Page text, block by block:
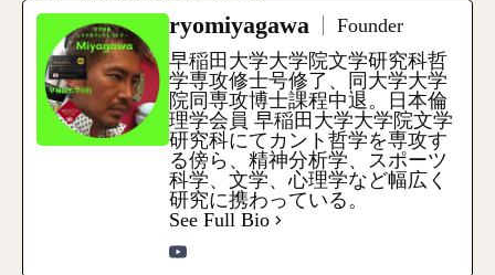
ryomiyagawa
Founder
早稲田大学大学院文学研究科哲
学専攻修士号修了、同大学大学
院同専攻博士課程中退。日本倫
理学会員 早稲田大学大学院文学
研究科にてカント哲学を専攻す
る傍ら、精神分析学、スポーツ
科学、文学、心理学など幅広く
研究に携わっている。
See Full Bio